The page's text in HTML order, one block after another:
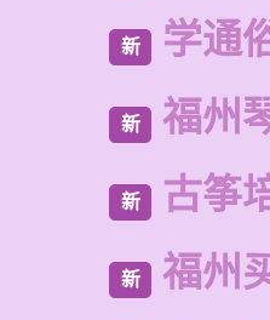
新 学通
新 福州
新 古筝
新 福州